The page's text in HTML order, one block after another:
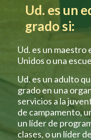
Ud. es un
grado si:
Ud. es un maestro
Unidos o una
Ud. es un adulto
grado en una
servicios a la
de campamento,
un líder de
clases, o un líder